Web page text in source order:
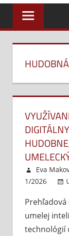
Eva
1/2026
umelej
technológií